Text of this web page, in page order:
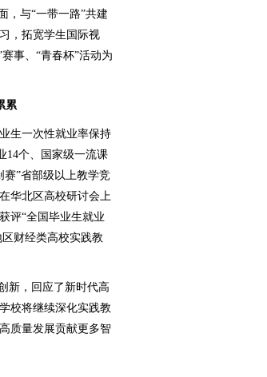
，与“一带一路”共建
，拓宽学生国际视
事、“青春杯”活动为
累
生一次性就业率保持
14个、国家级一流课
赛”省部级以上教学竞
华北区高校研讨会上
评“全国毕业生就业
财经类高校实践教
新，回应了新时代高
校将继续深化实践教
质量发展贡献更多智